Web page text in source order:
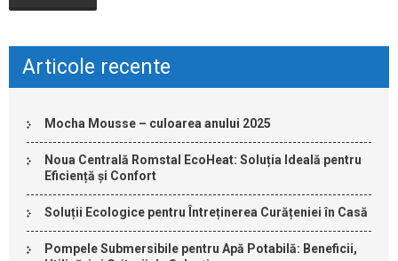
Articole recente
Mocha Mousse – culoarea anului 2025
Noua Centrală Romstal EcoHeat: Soluția Ideală pentru
Eficiență și Confort
Soluții Ecologice pentru Întreținerea Curățeniei în Casă
Pompele Submersibile pentru Apă Potabilă: Beneficii,